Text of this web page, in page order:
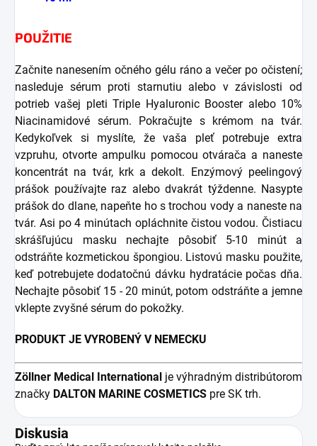
POUŽITIE
Začnite nanesením očného gélu ráno a večer po očistení;
nasleduje sérum proti starnutiu alebo v závislosti od
potrieb vašej pleti Triple Hyaluronic Booster alebo 10%
Niacinamidové sérum. Pokračujte s krémom na tvár.
Kedykoľvek si myslíte, že vaša pleť potrebuje extra
vzpruhu, otvorte ampulku pomocou otvárača a naneste
koncentrát na tvár, krk a dekolt. Enzýmový peelingový
prášok používajte raz alebo dvakrát týždenne. Nasypte
prášok do dlane, napeňte ho s trochou vody a naneste na
tvár. Asi po 4 minútach opláchnite čistou vodou. Čistiacu
skrášľujúcu masku nechajte pôsobiť 5-10 minút a
odstráňte kozmetickou špongiou. Listovú masku použite,
keď potrebujete dodatočnú dávku hydratácie počas dňa.
Nechajte pôsobiť 15 - 20 minút, potom odstráňte a jemne
vklepte zvyšné sérum do pokožky.
PRODUKT JE VYROBENÝ V NEMECKU
Zöllner Medical International je výhradným distribútorom
značky DALTON MARINE COSMETICS pre SK trh.
Diskusia